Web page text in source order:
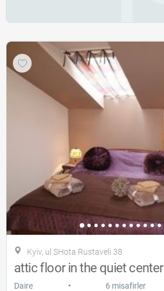
Kyiv, ul SHota Rustaveli 38
attic floor in the quiet center
Daire • 6 misafirler